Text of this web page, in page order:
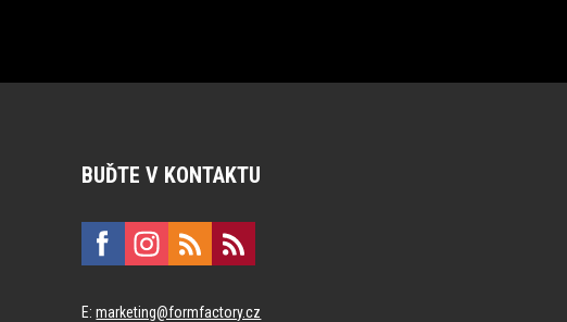
BUĎTE V KONTAKTU
E:marketing@formfactory.cz